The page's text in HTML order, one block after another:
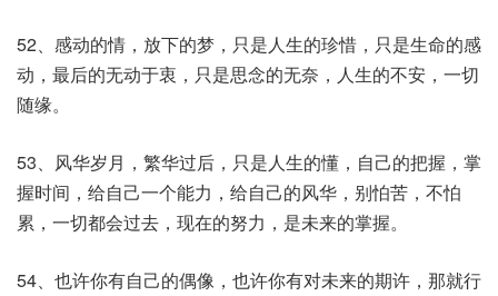
52、感动的情，放下的梦，只是人生的珍惜，只是生命的感
动，最后的无动于衷，只是思念的无奈，人生的不安，一切
随缘。
53、风华岁月，繁华过后，只是人生的懂，自己的把握，掌
握时间，给自己一个能力，给自己的风华，别怕苦，不怕
累，一切都会过去，现在的努力，是未来的掌握。
54、也许你有自己的偶像，也许你有对未来的期许，那就行